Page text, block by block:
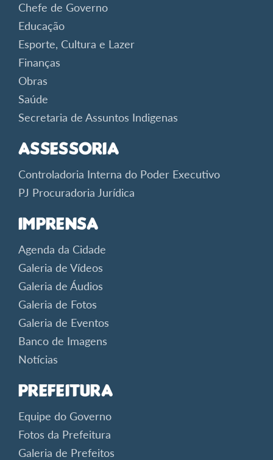
Chefe de Governo
Educação
Esporte, Cultura e Lazer
Finanças
Obras
Saúde
Secretaria de Assuntos Indigenas
Assessoria
Controladoria Interna do Poder Executivo
PJ Procuradoria Jurídica
Imprensa
Agenda da Cidade
Galeria de Vídeos
Galeria de Áudios
Galeria de Fotos
Galeria de Eventos
Banco de Imagens
Notícias
Prefeitura
Equipe do Governo
Fotos da Prefeitura
Galeria de Prefeitos